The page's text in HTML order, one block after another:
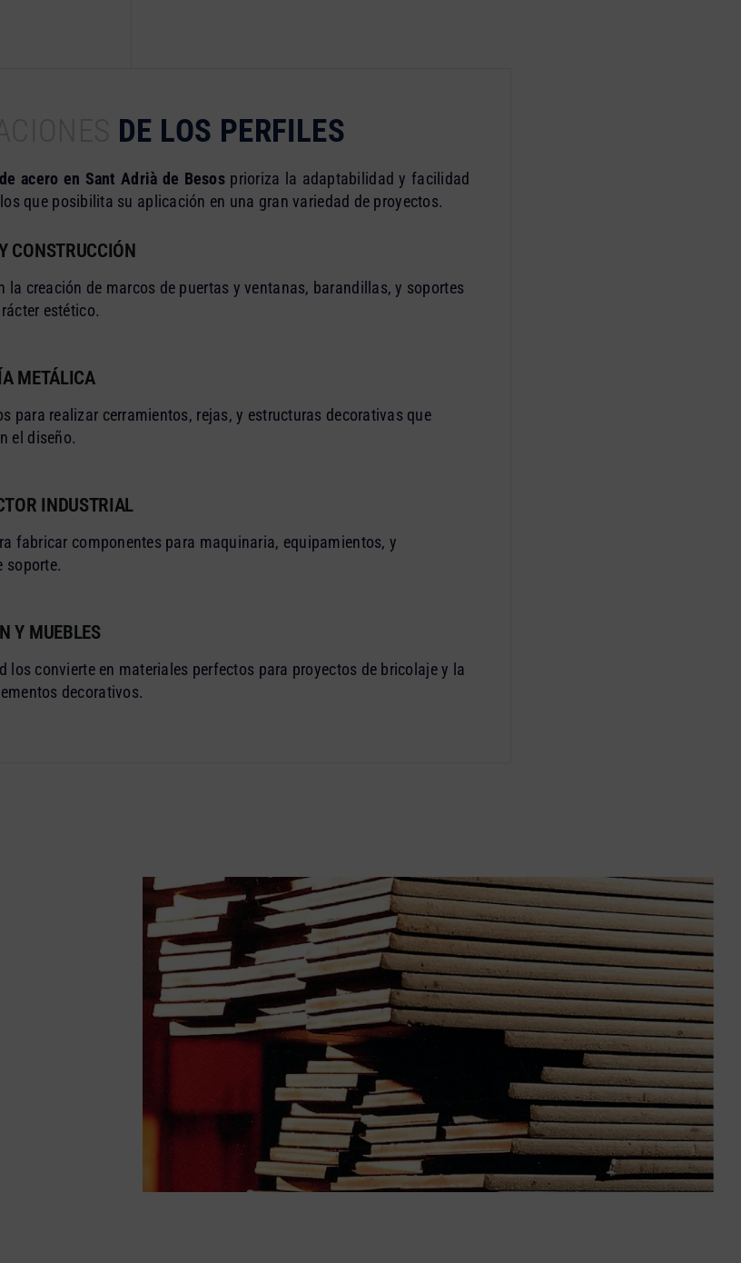
DE LOS PERFILES
acero en Sant Adrià de Besosprioriza la adaptabilidad y facilidad
que posibilita su aplicación en una gran variedad de proyectos.
CONSTRUCCIÓN
la creación de marcos de puertas y ventanas, barandillas, y soportes
estético.
METÁLICA
para realizar cerramientos, rejas, y estructuras decorativas que
el diseño.
INDUSTRIAL
fabricar componentes para maquinaria, equipamientos, y
soporte.
Y MUEBLES
los convierte en materiales perfectos para proyectos de bricolaje y la
decorativos.